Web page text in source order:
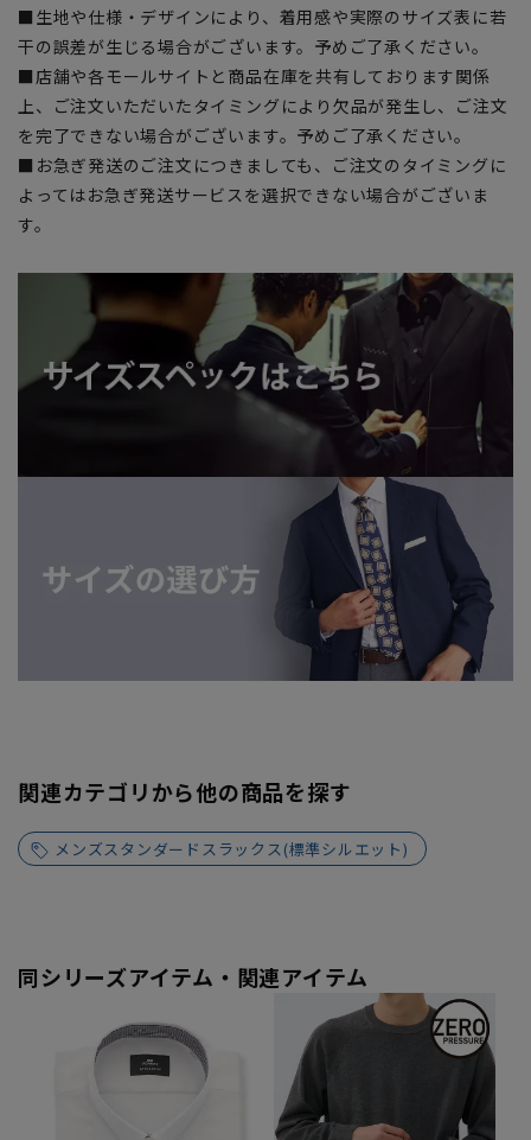
■生地や仕様・デザインにより、着用感や実際のサイズ表に若
干の誤差が生じる場合がございます。予めご了承ください。
■店舗や各モールサイトと商品在庫を共有しております関係
上、ご注文いただいたタイミングにより欠品が発生し、ご注文
を完了できない場合がございます。予めご了承ください。
■お急ぎ発送のご注文につきましても、ご注文のタイミングに
よってはお急ぎ発送サービスを選択できない場合がございま
す。
関連カテゴリから他の商品を探す
メンズスタンダードスラックス(標準シルエット)
同シリーズアイテム・関連アイテム